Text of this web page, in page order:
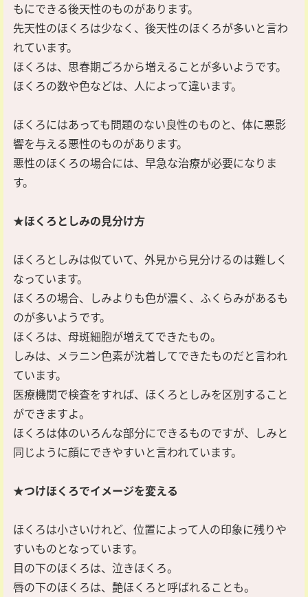
もにできる後天性のものがあります。
先天性のほくろは少なく、後天性のほくろが多いと言わ
れています。
ほくろは、思春期ごろから増えることが多いようです。
ほくろの数や色などは、人によって違います。
ほくろにはあっても問題のない良性のものと、体に悪影
響を与える悪性のものがあります。
悪性のほくろの場合には、早急な治療が必要になりま
す。
★ほくろとしみの見分け方
ほくろとしみは似ていて、外見から見分けるのは難しく
なっています。
ほくろの場合、しみよりも色が濃く、ふくらみがあるも
のが多いようです。
ほくろは、母斑細胞が増えてできたもの。
しみは、メラニン色素が沈着してできたものだと言われ
ています。
医療機関で検査をすれば、ほくろとしみを区別すること
ができますよ。
ほくろは体のいろんな部分にできるものですが、しみと
同じように顔にできやすいと言われています。
★つけほくろでイメージを変える
ほくろは小さいけれど、位置によって人の印象に残りや
すいものとなっています。
目の下のほくろは、泣きほくろ。
唇の下のほくろは、艶ほくろと呼ばれることも。